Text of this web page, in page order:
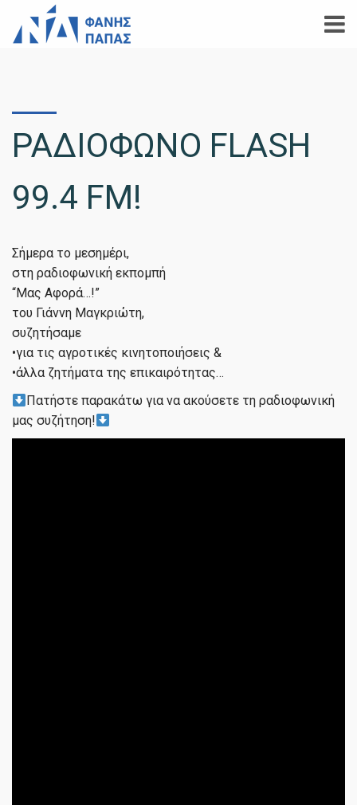
ΡΑΔΙΟΦΩΝΟ FLASH
99.4 FM!
Σήμερα το μεσημέρι,
️στη ραδιοφωνική εκπομπή
“Μας Αφορά…!”
του Γιάννη Μαγκριώτη,
συζητήσαμε
•για τις αγροτικές κινητοποιήσεις &
•άλλα ζητήματα της επικαιρότητας…
Πατήστε παρακάτω για να ακούσετε τη ραδιοφωνική
μας συζήτηση!